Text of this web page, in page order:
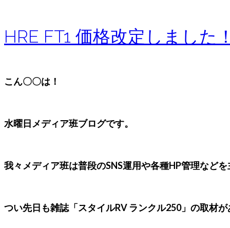
HRE FT1 価格改定しました
こん〇〇は！
水曜日メディア班ブログです。
我々メディア班は普段のSNS運用や各種HP管理など
つい先日も雑誌「スタイルRV ランクル250」の取材